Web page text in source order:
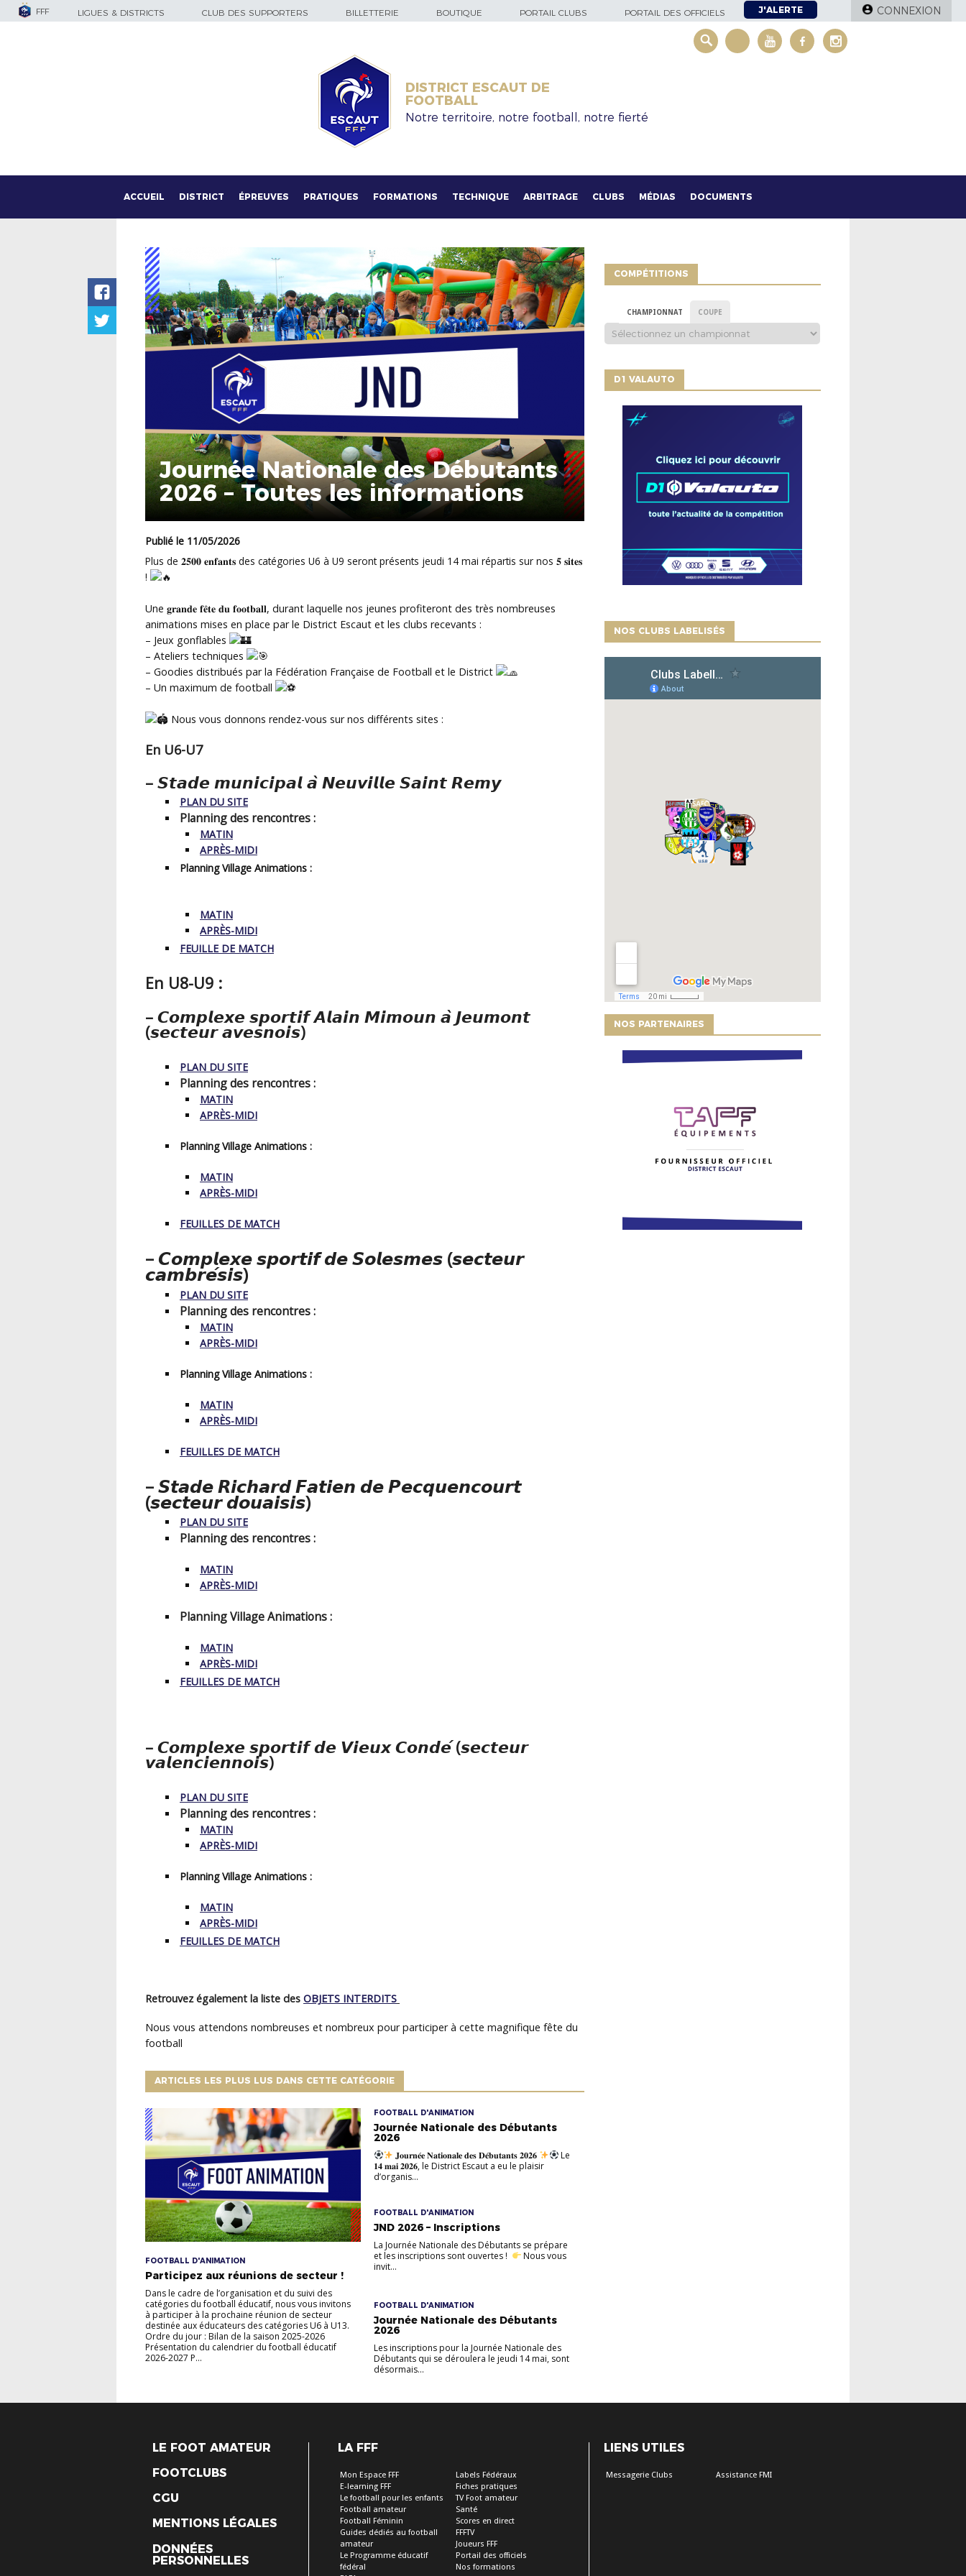
FFF LIGUES & DISTRICTS CLUB DES SUPPORTERS BILLETTERIE BOUTIQUE PORTAIL CLUBS PORTAIL DES OFFICIELS J'ALERTE CONNEXION
DISTRICT ESCAUT DE
FOOTBALL
Notre territoire, notre football, notre fierté
ACCUEIL DISTRICT ÉPREUVES PRATIQUES FORMATIONS TECHNIQUE ARBITRAGE CLUBS MÉDIAS DOCUMENTS
Journée Nationale des Débutants
2026 – Toutes les informations
Publié le 11/05/2026
Plus de 𝟐𝟓𝟎𝟎 𝐞𝐧𝐟𝐚𝐧𝐭𝐬 des catégories U6 à U9 seront présents jeudi 14 mai répartis sur nos 𝟓 𝐬𝐢𝐭𝐞𝐬
!
Une 𝐠𝐫𝐚𝐧𝐝𝐞 𝐟𝐞̂𝐭𝐞 𝐝𝐮 𝐟𝐨𝐨𝐭𝐛𝐚𝐥𝐥, durant laquelle nos jeunes profiteront des très nombreuses
animations mises en place par le District Escaut et les clubs recevants :
– Jeux gonflables
– Ateliers techniques
– Goodies distribués par la Fédération Française de Football et le District
– Un maximum de football
Nous vous donnons rendez-vous sur nos différents sites :
En U6-U7
– 𝙎𝙩𝙖𝙙𝙚 𝙢𝙪𝙣𝙞𝙘𝙞𝙥𝙖𝙡 𝙖̀ 𝙉𝙚𝙪𝙫𝙞𝙡𝙡𝙚 𝙎𝙖𝙞𝙣𝙩 𝙍𝙚𝙢𝙮
PLAN DU SITE
Planning des rencontres :
MATIN
APRÈS-MIDI
Planning Village Animations :
MATIN
APRÈS-MIDI
FEUILLE DE MATCH
En U8-U9 :
– 𝘾𝙤𝙢𝙥𝙡𝙚𝙭𝙚 𝙨𝙥𝙤𝙧𝙩𝙞𝙛 𝘼𝙡𝙖𝙞𝙣 𝙈𝙞𝙢𝙤𝙪𝙣 𝙖̀ 𝙅𝙚𝙪𝙢𝙤𝙣𝙩
(𝙨𝙚𝙘𝙩𝙚𝙪𝙧 𝙖𝙫𝙚𝙨𝙣𝙤𝙞𝙨)
PLAN DU SITE
Planning des rencontres :
MATIN
APRÈS-MIDI
Planning Village Animations :
MATIN
APRÈS-MIDI
FEUILLES DE MATCH
– 𝘾𝙤𝙢𝙥𝙡𝙚𝙭𝙚 𝙨𝙥𝙤𝙧𝙩𝙞𝙛 𝙙𝙚 𝙎𝙤𝙡𝙚𝙨𝙢𝙚𝙨 (𝙨𝙚𝙘𝙩𝙚𝙪𝙧
𝙘𝙖𝙢𝙗𝙧𝙚́𝙨𝙞𝙨)
PLAN DU SITE
Planning des rencontres :
MATIN
APRÈS-MIDI
Planning Village Animations :
MATIN
APRÈS-MIDI
FEUILLES DE MATCH
– 𝙎𝙩𝙖𝙙𝙚 𝙍𝙞𝙘𝙝𝙖𝙧𝙙 𝙁𝙖𝙩𝙞𝙚𝙣 𝙙𝙚 𝙋𝙚𝙘𝙦𝙪𝙚𝙣𝙘𝙤𝙪𝙧𝙩
(𝙨𝙚𝙘𝙩𝙚𝙪𝙧 𝙙𝙤𝙪𝙖𝙞𝙨𝙞𝙨)
PLAN DU SITE
Planning des rencontres :
MATIN
APRÈS-MIDI
Planning Village Animations :
MATIN
APRÈS-MIDI
FEUILLES DE MATCH
– 𝘾𝙤𝙢𝙥𝙡𝙚𝙭𝙚 𝙨𝙥𝙤𝙧𝙩𝙞𝙛 𝙙𝙚 𝙑𝙞𝙚𝙪𝙭 𝘾𝙤𝙣𝙙𝙚́ (𝙨𝙚𝙘𝙩𝙚𝙪𝙧
𝙫𝙖𝙡𝙚𝙣𝙘𝙞𝙚𝙣𝙣𝙤𝙞𝙨)
PLAN DU SITE
Planning des rencontres :
MATIN
APRÈS-MIDI
Planning Village Animations :
MATIN
APRÈS-MIDI
FEUILLES DE MATCH
Retrouvez également la liste des OBJETS INTERDITS
Nous vous attendons nombreuses et nombreux pour participer à cette magnifique fête du
football
ARTICLES LES PLUS LUS DANS CETTE CATÉGORIE
FOOTBALL D'ANIMATION
Participez aux réunions de secteur !
Dans le cadre de l’organisation et du suivi des
catégories du football éducatif, nous vous invitons
à participer à la prochaine réunion de secteur
destinée aux éducateurs des catégories U6 à U13.
Ordre du jour : Bilan de la saison 2025-2026
Présentation du calendrier du football éducatif
2026-2027 P...
FOOTBALL D'ANIMATION
Journée Nationale des Débutants
2026
𝐉𝐨𝐮𝐫𝐧𝐞́𝐞 𝐍𝐚𝐭𝐢𝐨𝐧𝐚𝐥𝐞 𝐝𝐞𝐬 𝐃𝐞́𝐛𝐮𝐭𝐚𝐧𝐭𝐬 𝟐𝟎𝟐𝟔
Le
𝟏𝟒 𝐦𝐚𝐢 𝟐𝟎𝟐𝟔, le District Escaut a eu le plaisir
d’organis...
FOOTBALL D'ANIMATION
JND 2026 – Inscriptions
La Journée Nationale des Débutants se prépare
et les inscriptions sont ouvertes !
Nous vous
invit...
FOOTBALL D'ANIMATION
Journée Nationale des Débutants
2026
Les inscriptions pour la Journée Nationale des
Débutants qui se déroulera le jeudi 14 mai, sont
désormais...
COMPÉTITIONS
CHAMPIONNAT COUPE
D1 VALAUTO
NOS CLUBS LABELISÉS
NOS PARTENAIRES
LE FOOT AMATEUR
FOOTCLUBS
CGU
MENTIONS LÉGALES
DONNÉES
PERSONNELLES
LA FFF
Mon Espace FFF
E-learning FFF
Le football pour les enfants
Football amateur
Football Féminin
Guides dédiés au football
amateur
Le Programme éducatif
fédéral
Labels Fédéraux
Fiches pratiques
TV Foot amateur
Santé
Scores en direct
FFFTV
Joueurs FFF
Portail des officiels
Nos formations
LIENS UTILES
Messagerie Clubs Assistance FMI